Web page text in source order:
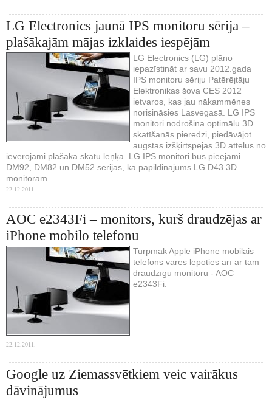
LG Electronics jaunā IPS monitoru sērija –
plašākajām mājas izklaides iespējām
LG Electronics (LG) plāno
iepazīstināt ar savu 2012.gada
IPS monitoru sēriju Patērējtāju
Elektronikas šova CES 2012
ietvaros, kas jau nākammēnes
norisināsies Lasvegasā. LG IPS
monitori nodrošina optimālu 3D
skatīšanās pieredzi, piedāvājot
augstas izšķirtspējas 3D attēlus no
ievērojami plašāka skatu leņķa. LG IPS monitori būs pieejami
DM92, DM82 un DM52 sērijās, kā papildinājums LG D43 3D
monitoram.
22.12.2011.
AOC e2343Fi – monitors, kurš draudzējas ar
iPhone mobilo telefonu
Turpmāk Apple iPhone mobilais
telefons varēs lepoties arī ar tam
draudzīgu monitoru - AOC
e2343Fi.
22.12.2011.
Google uz Ziemassvētkiem veic vairākus
dāvinājumus